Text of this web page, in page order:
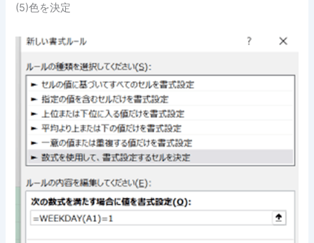
(5)色を決定